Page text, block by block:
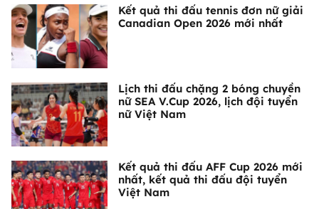
Kết quả thi đấu tennis đơn nữ giải
Canadian Open 2026 mới nhất
Lịch thi đấu chặng 2 bóng chuyền
nữ SEA V.Cup 2026, lịch đội tuyển
nữ Việt Nam
Kết quả thi đấu AFF Cup 2026 mới
nhất, kết quả thi đấu đội tuyển
Việt Nam